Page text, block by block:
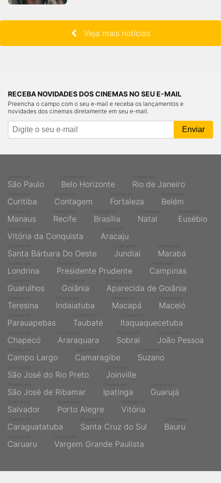
Veja mais notícias
RECEBA NOVIDADES DOS CINEMAS NO SEU E-MAIL
Preencha o campo com o seu e-mail e receba os lançamentos e
novidades dos cinemas diretamente em seu e-mail.
São Paulo Belo Horizonte Rio de Janeiro
Curitiba Contagem Fortaleza Belém
Manaus Recife Brasília Natal Eusébio
Vitória da Conquista Aracaju
Santa Bárbara Do Oeste Jundiaí Marabá
Londrina Presidente Prudente Campinas
Guarulhos Goiânia Aparecida de Goiânia
Teresina Indaiatuba Macapá Maceió
Parauapebas Taubaté Itaquaquecetuba
Chapecó Araraquara Sobral João Pessoa
Campo Largo Camaragibe Suzano
São José do Rio Preto Joinville
São José de Ribamar Ipatinga Guarujá
Salvador Porto Alegre Vitória
Caraguatatuba Santa Cruz do Sul Bauru
Caruaru Vargem Grande Paulista